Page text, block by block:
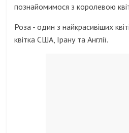
познайомимося з королевою
Роза - один з найкрасивіших
квітка США, Ірану та Англії.